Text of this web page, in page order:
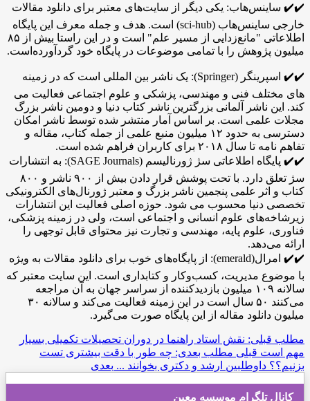
✔️✔️ ساینس‌هاب: یکی دیگر از سایت‌های معتبر برای دانلود مقالات
خارجی ساینس‌هاب (sci-hub) است. هدف و جمله معرف این پایگاه
اطلاعاتی "مانع‌زدایی از مسیر علم" است و در این راستا بیش از ۸۵
میلیون پژوهش را با تمامی موضوعات در پایگاه خود گردآورده‌است.
✔️✔️ اسپرینگر (Springer): یک ناشر بین المللی است که در زمینه
های مختلف فنی و مهندسی، پزشکی و علوم اجتماعی فعالیت می
کند. این ناشر آلمانی بزرگترین ناشر کتاب دنیا و دومین ناشر بزرگ
مجلات علمی است. بر اساس آمار منتشر شده توسط ناشر امکان
دسترسی به حدود ۱۲ میلیون منبع علمی از جمله کتاب، مقاله و
تفاهم نامه تا سال ۲۰۱۸ برای کاربران فراهم شده است.
✔️✔️ پایگاه اطلاعاتی سژ ژورنالیسم (SAGE Journals): به انتشارات
سژ تعلق دارد. با تحت پوشش قرار دادن بیش از ۹۰۰ ناشر و ۸۰۰
کتاب و اثر علمی پنجمین ناشر بزرگ و معتبر ژورنال‌های الکترونیکی
تخصصی دنیا محسوب می شود. حوزه اصلی فعالیت این انتشارات
زیرشاخه‌های علوم انسانی و اجتماعی است، ولی در زمینه پزشکی،
فناوری، علوم پایه، مهندسی و تجارت نیز محتوای قابل‌ توجهی را
ارائه می‌دهد.
✔️✔️ امرال(emerald): از پایگاه‌های خوب برای دانلود مقالات به ویژه
با موضوع مدیریت، کسب‌و‌کار و کتابداری است. این سایت معتبر که
سالانه ۱۰۹ میلیون بازدید‌کننده از سراسر جهان به آن مراجعه
می‌کنند ۵۰ سال است در این زمینه فعالیت می‌کند و سالانه ۳۰
میلیون دانلود مقاله از این پایگاه صورت‌ می‌گیرد.
مطلب قبلی: نقش استاد راهنما در دوران تحصیلات تکمیلی بسیار
مهم است قبلی مطلب بعدی: چه طور با دقت بیشتری تست
بزنیم؟؟ داوطلبين ارشد و دکتری بخوانند ... بعدی
کانال تلگرام موسسه معین